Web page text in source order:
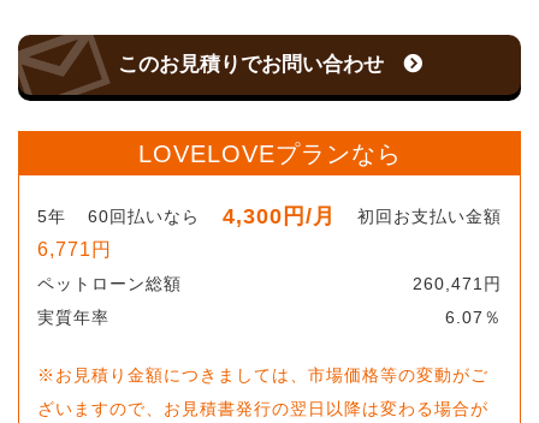
このお見積りでお問い合わせ
LOVELOVEプランなら
5年 60回払いなら 4,300 円 /月 初回お支払い金額
6,771 円
ペットローン総額 260,471 円
実質年率
6.07 ％
※お見積り金額につきましては、市場価格等の変動がご
ざいますので、お見積書発行の翌日以降は変わる場合が